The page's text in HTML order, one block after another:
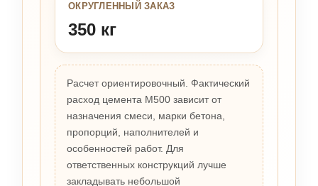
ОКРУГЛЕННЫЙ ЗАКАЗ
350 кг
Расчет ориентировочный. Фактический
расход цемента М500 зависит от
назначения смеси, марки бетона,
пропорций, наполнителей и
особенностей работ. Для
ответственных конструкций лучше
закладывать небольшой